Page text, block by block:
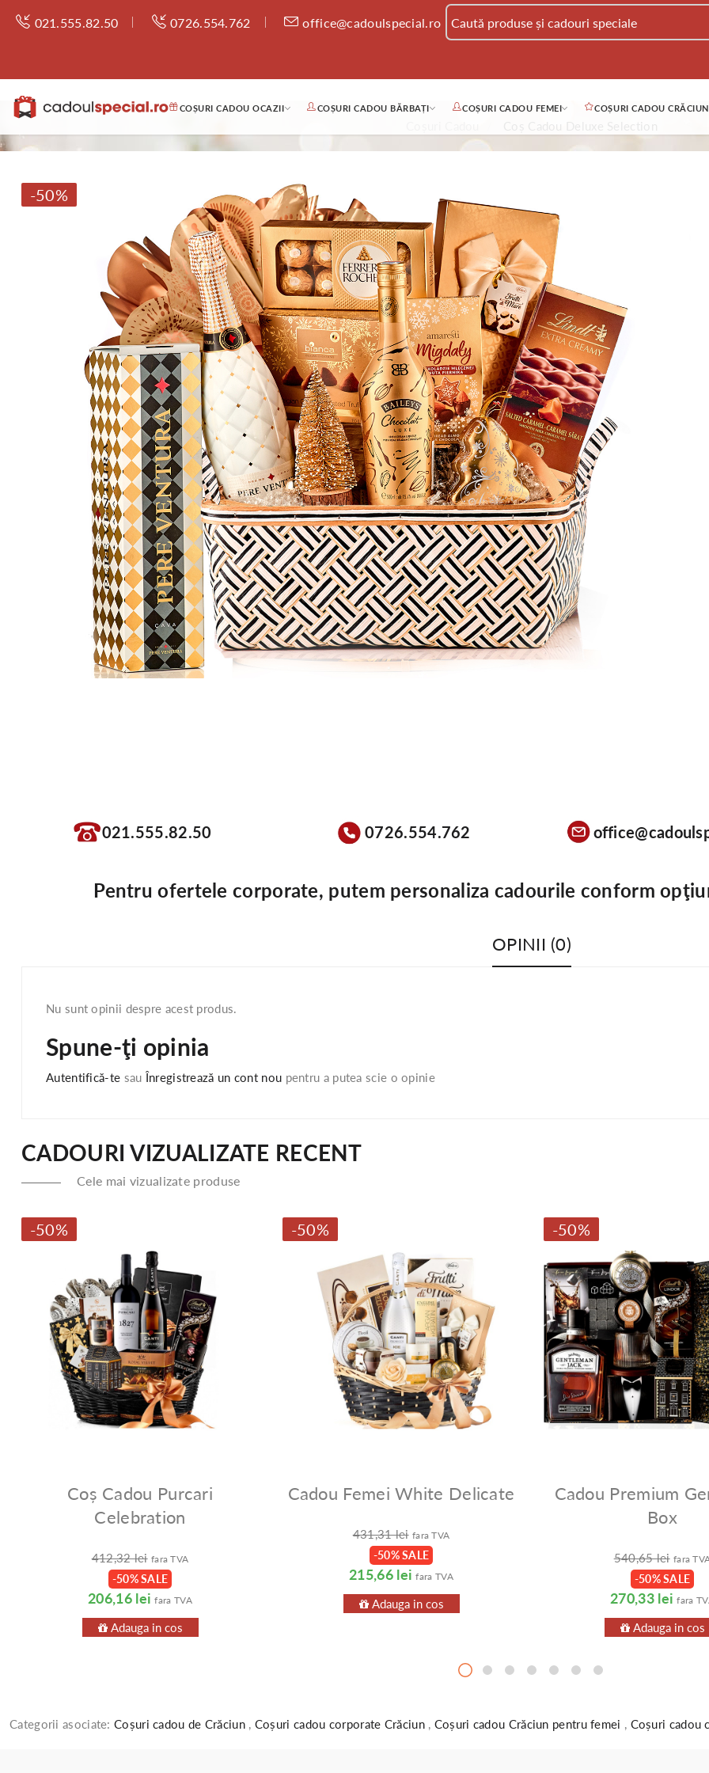
021.555.82.50 0726.554.762 office@cadoulspecial.ro
COȘURI CADOU OCAZII COȘURI CADOU BĂRBAȚI COȘURI CADOU FEMEI COȘURI CADOU CRĂCIUN
-50%
021.555.82.50 0726.554.762
Pentru ofertele corporate, putem personaliza cadourile conform
OPINII (0)
Nu sunt opinii despre acest produs.
Spune-ţi opinia
Autentifică-te sau Înregistrează un cont nou pentru a putea scie o opinie
CADOURI VIZUALIZATE RECENT
Cele mai vizualizate produse
-50%
Coș Cadou Purcari
Celebration
412,32 lei fara TVA
-50% SALE
206,16 lei fara TVA
Adauga in cos
-50%
Cadou Femei White Delicate
431,31 lei fara TVA
-50% SALE
215,66 lei fara TVA
Adauga in cos
-50%
Cadou Premium
Box
540,65 lei fara
-50% SALE
270,33 lei fara
Adauga in cos
Categorii asociate:Coșuri cadou de Crăciun , Coșuri cadou corporate Crăciun , Coșuri cadou Crăciun pentru femei , Coșuri cadou